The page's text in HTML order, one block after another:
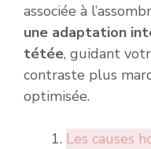
associée à
une adaptation
tétée, guidant
contraste plus
optimisée.
Les causes